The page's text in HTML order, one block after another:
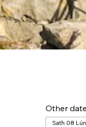
Other
Sath 08